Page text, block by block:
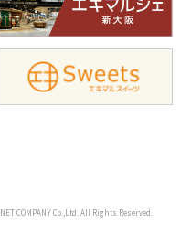
COMPANY Co.,Ltd. All Rights Reserved.